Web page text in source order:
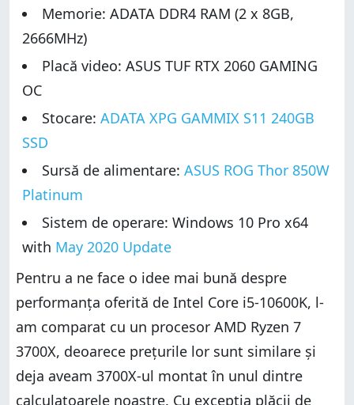
Memorie: ADATA DDR4 RAM (2 x 8GB,
2666MHz)
Placă video: ASUS TUF RTX 2060 GAMING
OC
Stocare: ADATA XPG GAMMIX S11 240GB
SSD
Sursă de alimentare: ASUS ROG Thor 850W
Platinum
Sistem de operare: Windows 10 Pro x64
with May 2020 Update
Pentru a ne face o idee mai bună despre
performanța oferită de Intel Core i5-10600K, l-
am comparat cu un procesor AMD Ryzen 7
3700X, deoarece prețurile lor sunt similare și
deja aveam 3700X-ul montat în unul dintre
calculatoarele noastre. Cu excepția plăcii de